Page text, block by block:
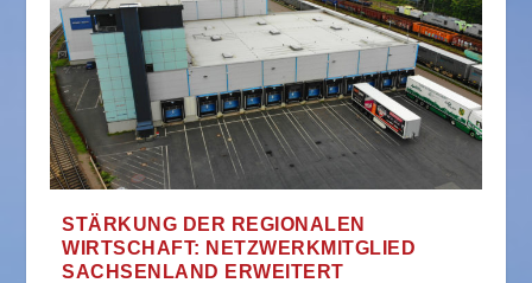
STÄRKUNG DER REGIONALEN
WIRTSCHAFT: NETZWERKMITGLIED
SACHSENLAND ERWEITERT